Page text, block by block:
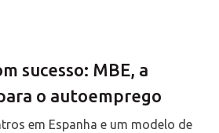
sucesso: MBE, a
o autoemprego
em Espanha e um modelo de